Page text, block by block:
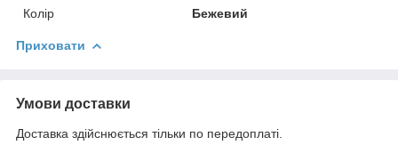
Колір
Бежевий
Приховати
Умови доставки
Доставка здійснюється тільки по передоплаті.